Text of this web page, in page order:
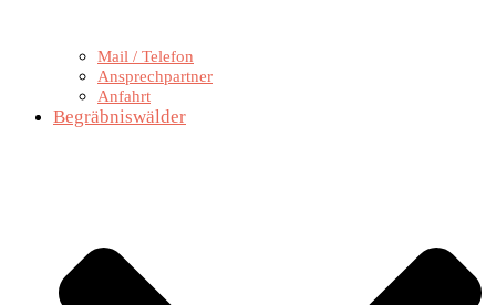
Mail / Telefon
Ansprechpartner
Anfahrt
Begräbniswälder